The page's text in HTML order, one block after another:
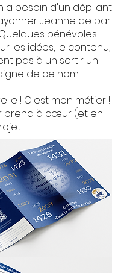
a besoin d'un dépliant
Jeanne de par
bénévoles
les idées, le contenu,
pas à un sortir un
de ce nom.
! C'est mon métier !
à cœur (et en